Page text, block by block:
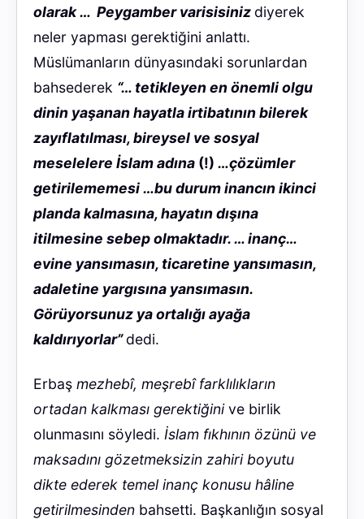
olarak … Peygamber varisisiniz diyerek
neler yapması gerektiğini anlattı.
Müslümanların dünyasındaki sorunlardan
bahsederek “… tetikleyen en önemli olgu
dinin yaşanan hayatla irtibatının bilerek
zayıflatılması, bireysel ve sosyal
meselelere İslam adına (!) …çözümler
getirilememesi …bu durum inancın ikinci
planda kalmasına, hayatın dışına
itilmesine sebep olmaktadır. … inanç…
evine yansımasın, ticaretine yansımasın,
adaletine yargısına yansımasın.
Görüyorsunuz ya ortalığı ayağa
kaldırıyorlar”dedi.
Erbaş mezhebî, meşrebî farklılıkların
ortadan kalkması gerektiğinive birlik
olunmasını söyledi. İslam fıkhının özünü ve
maksadını gözetmeksizin zahiri boyutu
dikte ederek temel inanç konusu hâline
getirilmesinden bahsetti. Başkanlığın sosyal